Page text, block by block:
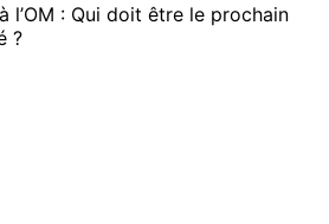
l’OM : Qui doit être le prochain
?